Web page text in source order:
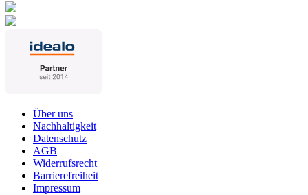
Über uns
Nachhaltigkeit
Datenschutz
AGB
Widerrufsrecht
Barrierefreiheit
Impressum